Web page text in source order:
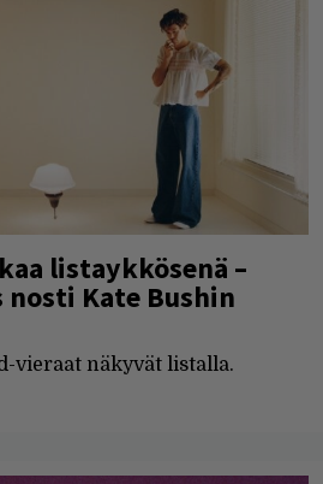
listaykkösenä –
Kate Bushin
vieraat näkyvät listalla.